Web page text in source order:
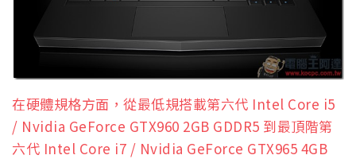
在硬體規格方面，從最低規搭載第六代 Intel Core i5
/ Nvidia GeForce GTX960 2GB GDDR5 到最頂階第
六代 Intel Core i7 / Nvidia GeForce GTX965 4GB